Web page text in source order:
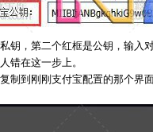
钥，第二个红框是公钥，输入
错在这一步上。
制到刚刚支付宝配置的那个界